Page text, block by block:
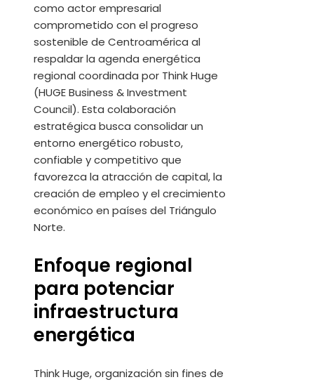
como actor empresarial
comprometido con el progreso
sostenible de Centroamérica al
respaldar la agenda energética
regional coordinada por Think Huge
(HUGE Business & Investment
Council). Esta colaboración
estratégica busca consolidar un
entorno energético robusto,
confiable y competitivo que
favorezca la atracción de capital, la
creación de empleo y el crecimiento
económico en países del Triángulo
Norte.
Enfoque regional
para potenciar
infraestructura
energética
Think Huge, organización sin fines de